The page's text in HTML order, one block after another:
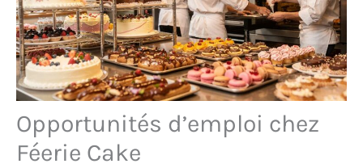
Opportunités d’emploi chez
Féerie Cake